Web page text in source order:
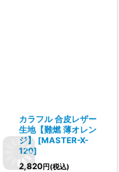
カラフル 合皮レザー
生地【難燃 薄オレン
ジ】 [MASTER-X-
120]
2,820円(税込)